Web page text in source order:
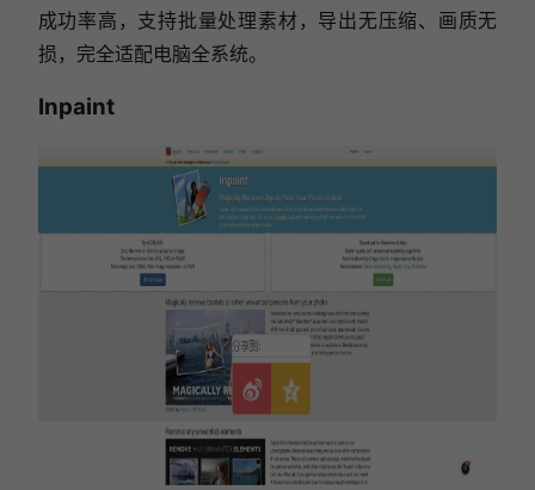
成功率高，支持批量处理素材，导出无压缩、画质无
损，完全适配电脑全系统。
Inpaint